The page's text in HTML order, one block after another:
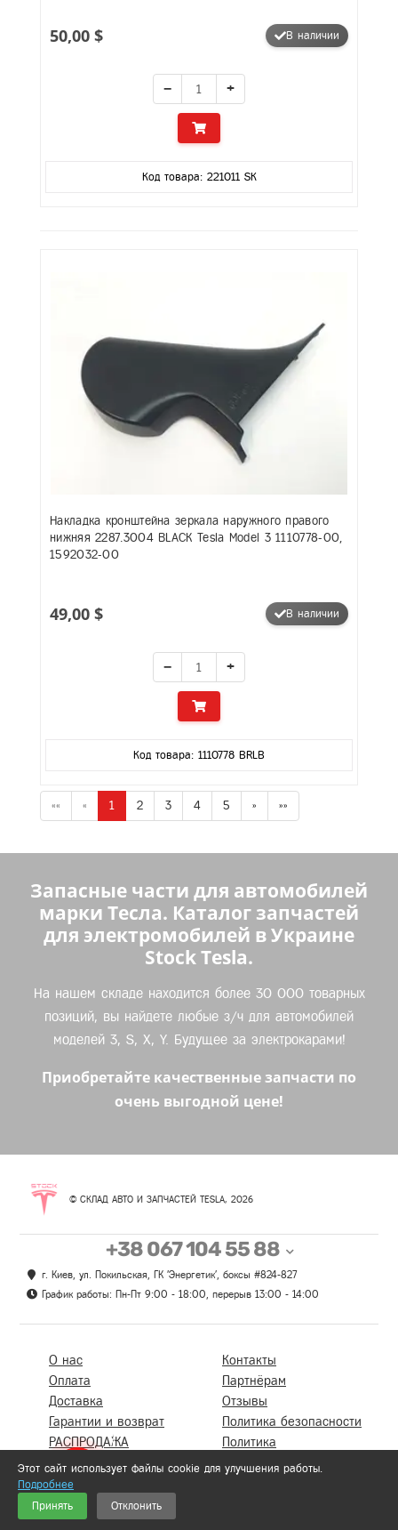
50,00 $ В наличии
− +
Код товара: 221011 SK
Накладка кронштейна зеркала наружного правого
нижняя 2287.3004 BLACK Tesla Model 3 1110778-00,
1592032-00
49,00 $ В наличии
− +
Код товара: 1110778 BRLB
«« « 1 2 3 4 5 » »»
Запасные части для автомобилей
марки Тесла. Каталог запчастей
для электромобилей в Украине
Stock Tesla.
На нашем складе находится более 30 000 товарных
позиций, вы найдете любые з/ч для автомобилей
моделей 3, S, X, Y. Будущее за электрокарами!
Приобретайте качественные запчасти по
очень выгодной цене!
© СКЛАД АВТО И ЗАПЧАСТЕЙ TESLA, 2026
+38 067 104 55 88
г. Киев, ул. Покильская, ГК 'Энергетик', боксы #824-827
График работы: Пн-Пт 9:00 - 18:00, перерыв 13:00 - 14:00
О нас
Оплата
Доставка
Гарантии и возврат
РАСПРОДАЖА
Карта каталога
Контакты
Партнёрам
Отзывы
Политика безопасности
Политика
конфиденциальности
Этот сайт использует файлы cookie для улучшения работы.
Подробнее
Принять
Отклонить